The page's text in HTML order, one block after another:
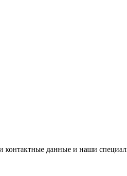
контактные данные и наши